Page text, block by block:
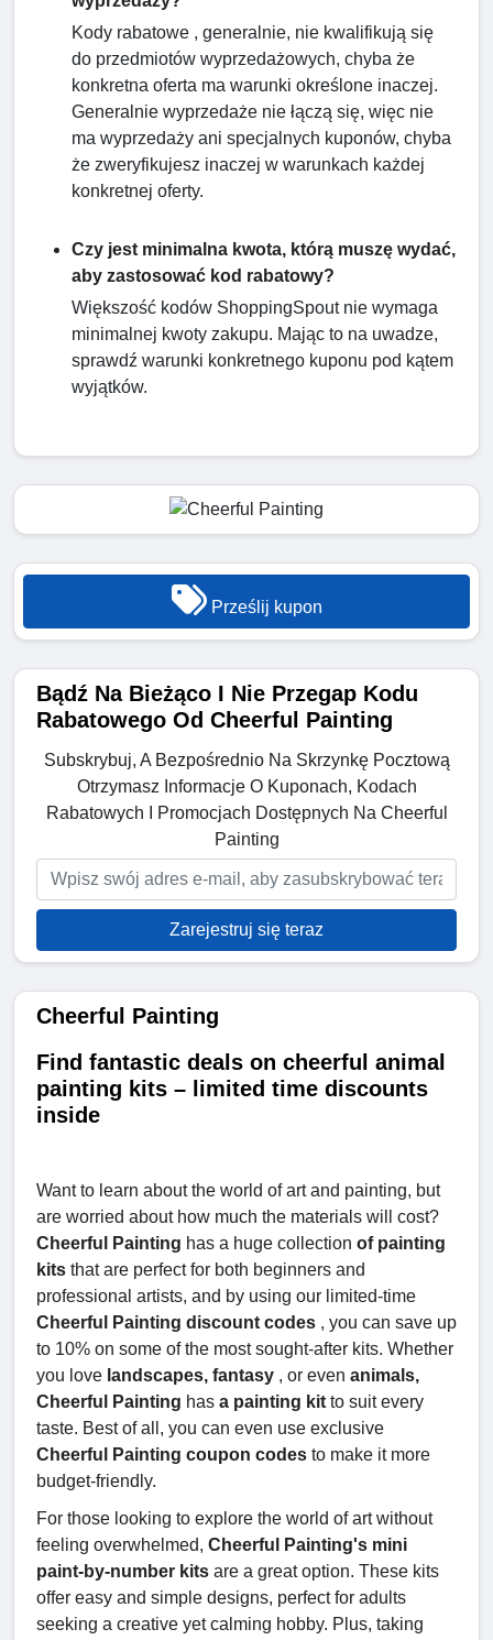
Kody rabatowe , generalnie, nie kwalifikują się
do przedmiotów wyprzedażowych, chyba że
konkretna oferta ma warunki określone inaczej.
Generalnie wyprzedaże nie łączą się, więc nie
ma wyprzedaży ani specjalnych kuponów, chyba
że zweryfikujesz inaczej w warunkach każdej
konkretnej oferty.
Czy jest minimalna kwota, którą muszę wydać,
aby zastosować kod rabatowy?
Większość kodów ShoppingSpout nie wymaga
minimalnej kwoty zakupu. Mając to na uwadze,
sprawdź warunki konkretnego kuponu pod kątem
wyjątków.
Prześlij kupon
Bądź Na Bieżąco I Nie Przegap Kodu
Rabatowego Od Cheerful Painting
Subskrybuj, A Bezpośrednio Na Skrzynkę Pocztową
Otrzymasz Informacje O Kuponach, Kodach
Rabatowych I Promocjach Dostępnych Na Cheerful
Painting
Zarejestruj się teraz
Cheerful Painting
Find fantastic deals on cheerful animal
painting kits – limited time discounts
inside
Want to learn about the world of art and painting, but
are worried about how much the materials will cost?
Cheerful Painting has a huge collection of painting
kits that are perfect for both beginners and
professional artists, and by using our limited-time
Cheerful Painting discount codes , you can save up
to 10% on some of the most sought-after kits. Whether
you love landscapes, fantasy , or even animals,
Cheerful Painting has a painting kit to suit every
taste. Best of all, you can even use exclusive
Cheerful Painting coupon codes to make it more
budget-friendly.
For those looking to explore the world of art without
feeling overwhelmed, Cheerful Painting's mini
paint-by-number kits are a great option. These kits
offer easy and simple designs, perfect for adults
seeking a creative yet calming hobby. Plus, taking